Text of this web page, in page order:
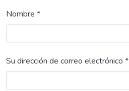
Nombre *
Su dirección de correo electrónico *